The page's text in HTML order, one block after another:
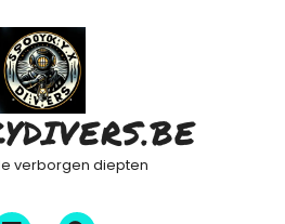
verborgen diepten
Menu